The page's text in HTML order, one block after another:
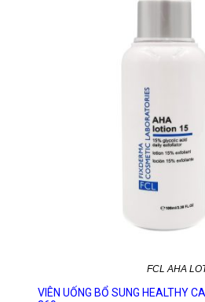
FCL AHA
VIÊN UỐNG BỔ SUNG HEALTHY